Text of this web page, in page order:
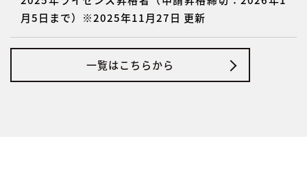
月5日まで）※2025年11月27日 更新
一覧はこちらから